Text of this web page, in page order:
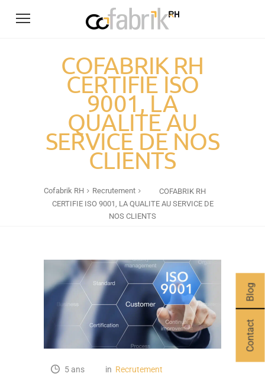
COFABRIK RH
CERTIFIE ISO
9001, LA
QUALITE AU
SERVICE DE NOS
CLIENTS
Cofabrik RH Recrutement
COFABRIK RH
CERTIFIE ISO 9001, LA QUALITE AU SERVICE DE
NOS CLIENTS
5 ans in Recrutement
Contact
Blog